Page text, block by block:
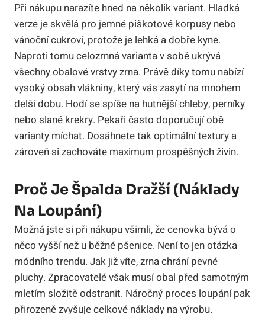
Při nákupu narazíte hned na několik variant. Hladká
verze je skvělá pro jemné piškotové korpusy nebo
vánoční cukroví, protože je lehká a dobře kyne.
Naproti tomu celozrnná varianta v sobě ukrývá
všechny obalové vrstvy zrna. Právě díky tomu nabízí
vysoký obsah vlákniny, který vás zasytí na mnohem
delší dobu. Hodí se spíše na hutnější chleby, perníky
nebo slané krekry. Pekaři často doporučují obě
varianty míchat. Dosáhnete tak optimální textury a
zároveň si zachováte maximum prospěšných živin.
Proč Je Špalda Dražší (náklady
Na Loupání)
Možná jste si při nákupu všimli, že cenovka bývá o
něco vyšší než u běžné pšenice. Není to jen otázka
módního trendu. Jak již víte, zrna chrání pevné
pluchy. Zpracovatelé však musí obal před samotným
mletím složitě odstranit. Náročný proces loupání pak
přirozeně zvyšuje celkové náklady na výrobu.